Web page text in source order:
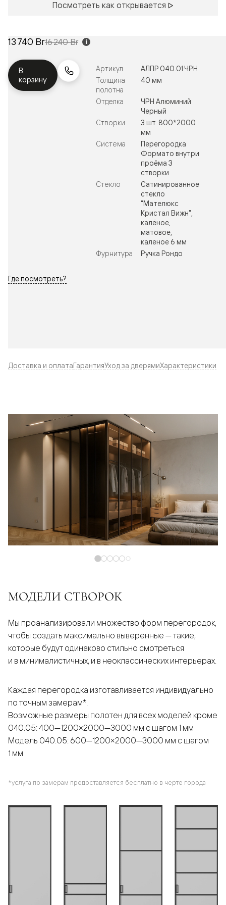
Посмотреть как открывается
13 740 Br16 240 Br i
В
корзину
Артикул
АЛПР 040.01 ЧРН
Толщина
полотна
40 мм
Отделка
ЧРН Алюминий
Черный
Створки
3 шт. 800*2000
мм
Система
Перегородка
Формато внутри
проёма 3
створки
Стекло
Сатинированное
стекло
"Мателюкс
Кристал Вижн",
калёное,
матовое,
каленое 6 мм
Фурнитура
Ручка Рондо
Где посмотреть?
Доставка и оплатаГарантияУход за дверямиХарактеристики
МОДЕЛИ СТВОРОК
Мы проанализировали множество форм перегородок,
чтобы создать максимально выверенные — такие,
которые будут одинаково стильно смотреться
и в минималистичных, и в неоклассических интерьерах.
Каждая перегородка изготавливается индивидуально
по точным замерам*.
Возможные размеры полотен для всех моделей кроме
040.05: 400—1200×2000—3000 мм с шагом 1 мм
Модель 040.05: 600—1200×2000—3000 мм с шагом
1 мм
*услуга по замерам предоставляется бесплатно в черте города